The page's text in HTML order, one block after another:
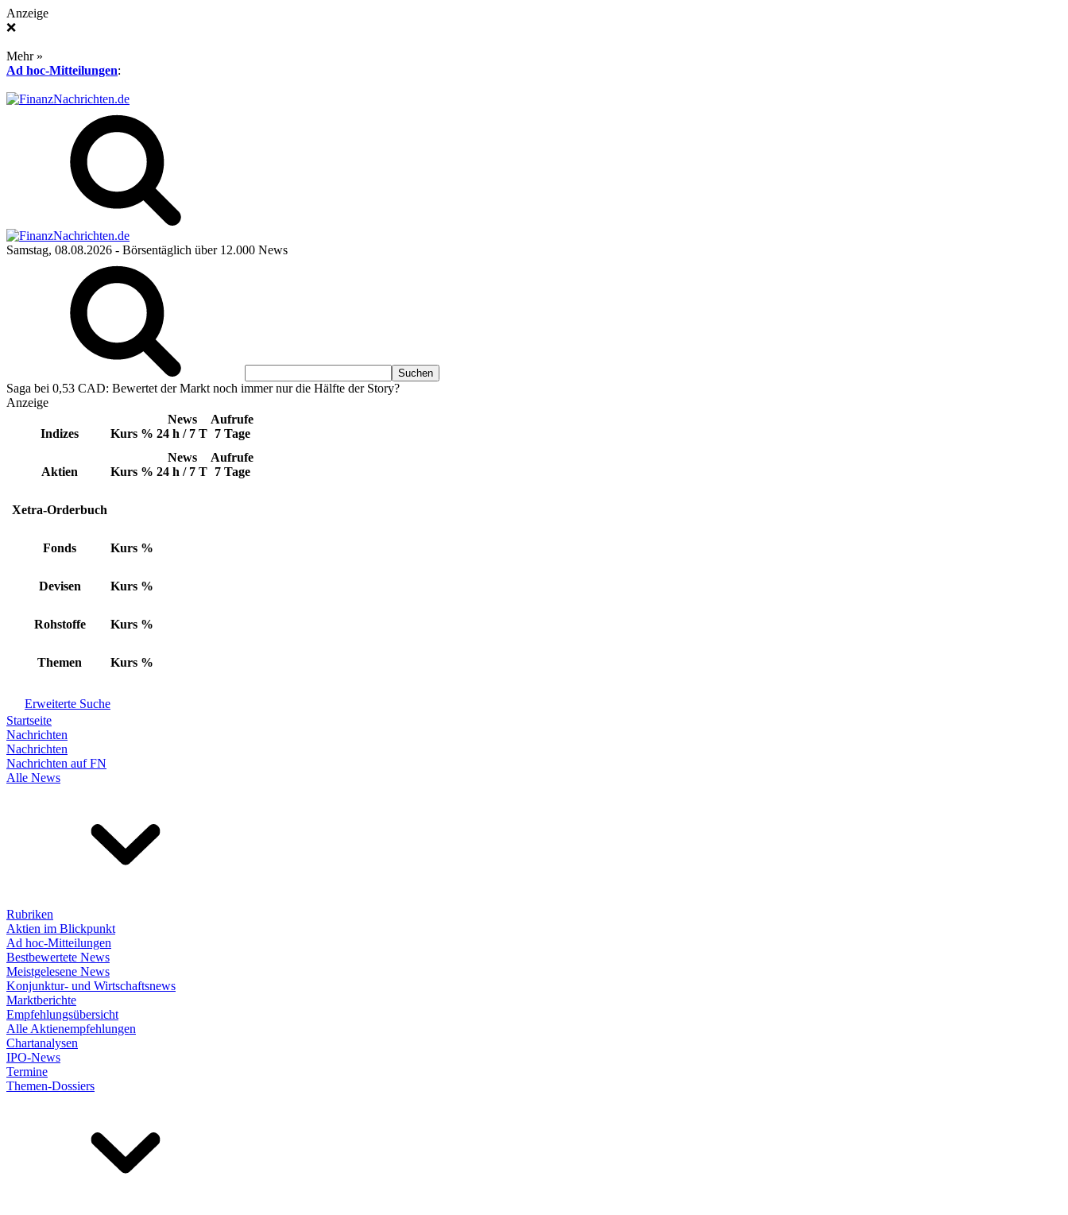
Anzeige
❌
Mehr »
Ad hoc-Mitteilungen:
Samstag, 08.08.2026 - Börsentäglich über 12.000 News
Saga bei 0,53 CAD: Bewertet der Markt noch immer nur die Hälfte der Story?
Anzeige
Indizes Kurs %
News
24 h / 7 T
Aufrufe
7 Tage
Aktien Kurs %
News
24 h / 7 T
Aufrufe
7 Tage
Xetra-Orderbuch
Fonds Kurs %
Devisen Kurs %
Rohstoffe Kurs %
Themen Kurs %
Erweiterte Suche
Startseite
Nachrichten
Nachrichten
Nachrichten auf FN
Alle News
Rubriken
Aktien im Blickpunkt
Ad hoc-Mitteilungen
Bestbewertete News
Meistgelesene News
Konjunktur- und Wirtschaftsnews
Marktberichte
Empfehlungsübersicht
Alle Aktienempfehlungen
Chartanalysen
IPO-News
Termine
Themen-Dossiers